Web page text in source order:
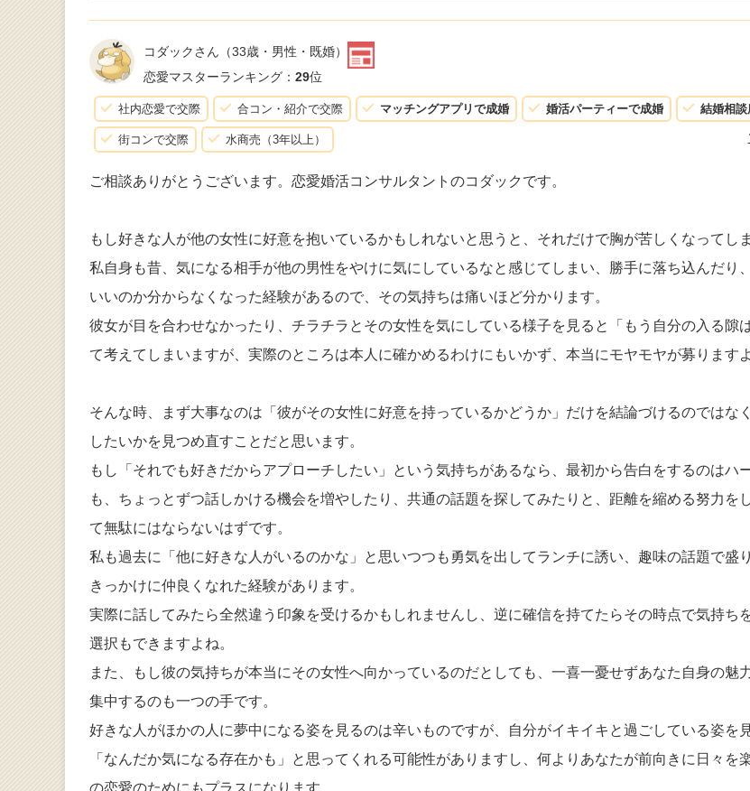
コダックさん （33歳・男性・既婚）
恋愛マスターランキング： 29位
社内恋愛で交際 合コン・紹介で交際 マッチングアプリで成婚 婚活パーティーで成婚 結婚相
街コンで交際 水商売（3年以上）
ご相談ありがとうございます。恋愛婚活コンサルタントのコダックです。
もし好きな人が他の女性に好意を抱いているかもしれないと思うと、それだけで胸が苦しくなってし
私自身も昔、気になる相手が他の男性をやけに気にしているなと感じてしまい、勝手に落ち込んだり
いいのか分からなくなった経験があるので、その気持ちは痛いほど分かります。
彼女が目を合わせなかったり、チラチラとその女性を気にしている様子を見ると「もう自分の入る隙
て考えてしまいますが、実際のところは本人に確かめるわけにもいかず、本当にモヤモヤが募りますよ
そんな時、まず大事なのは「彼がその女性に好意を持っているかどうか」だけを結論づけるのではな
したいかを見つめ直すことだと思います。
もし「それでも好きだからアプローチしたい」という気持ちがあるなら、最初から告白をするのはハ
も、ちょっとずつ話しかける機会を増やしたり、共通の話題を探してみたりと、距離を縮める努力を
て無駄にはならないはずです。
私も過去に「他に好きな人がいるのかな」と思いつつも勇気を出してランチに誘い、趣味の話題で盛
きっかけに仲良くなれた経験があります。
実際に話してみたら全然違う印象を受けるかもしれませんし、逆に確信を持てたらその時点で気持ち
選択もできますよね。
また、もし彼の気持ちが本当にその女性へ向かっているのだとしても、一喜一憂せずあなた自身の魅
集中するのも一つの手です。
好きな人がほかの人に夢中になる姿を見るのは辛いものですが、自分がイキイキと過ごしている姿を
「なんだか気になる存在かも」と思ってくれる可能性がありますし、何よりあなたが前向きに日々を
の恋愛のためにもプラスになります。